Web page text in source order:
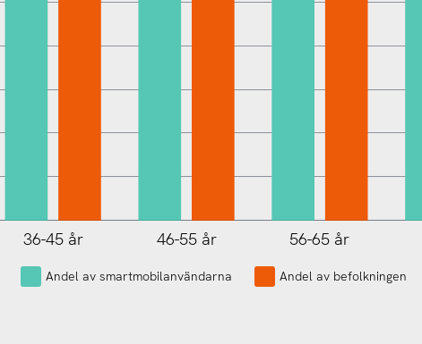
36-45 år 46-55 år 56-65 år
Andel av smartmobilanvändarna Andel av befolkningen